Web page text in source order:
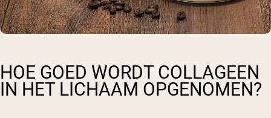
HOE GOED WORDT COLLAGEEN
IN HET LICHAAM OPGENOMEN?